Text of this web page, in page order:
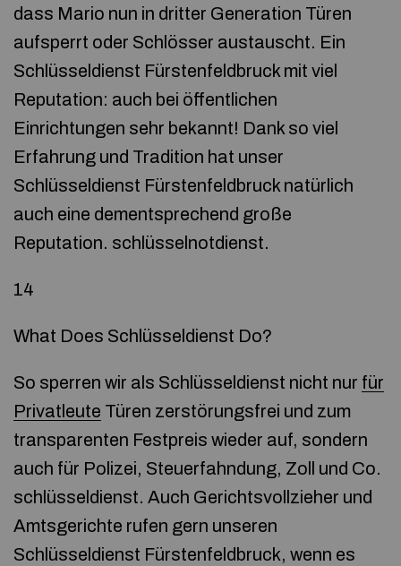
dass Mario nun in dritter Generation Türen
aufsperrt oder Schlösser austauscht. Ein
Schlüsseldienst Fürstenfeldbruck mit viel
Reputation: auch bei öffentlichen
Einrichtungen sehr bekannt! Dank so viel
Erfahrung und Tradition hat unser
Schlüsseldienst Fürstenfeldbruck natürlich
auch eine dementsprechend große
Reputation. schlüsselnotdienst.
14
What Does Schlüsseldienst Do?
So sperren wir als Schlüsseldienst nicht nur für
Privatleute Türen zerstörungsfrei und zum
transparenten Festpreis wieder auf, sondern
auch für Polizei, Steuerfahndung, Zoll und Co.
schlüsseldienst. Auch Gerichtsvollzieher und
Amtsgerichte rufen gern unseren
Schlüsseldienst Fürstenfeldbruck, wenn es